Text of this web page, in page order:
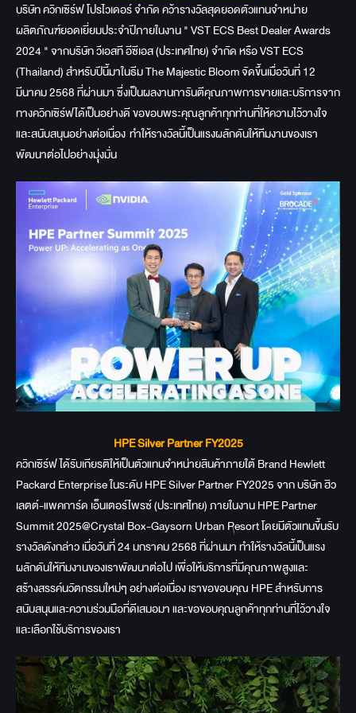
บริษัท ควิกเซิร์ฟ โปรไวเดอร์ จำกัด คว้ารางวัลสุดยอดตัวแทนจำหน่าย
ผลิตภัณฑ์ยอดเยี่ยมประจำปีภายในงาน " VST ECS Best Dealer Awards
2024 " จากบริษัท วีเอสที อีซีเอส (ประเทศไทย) จำกัด หรือ VST ECS
(Thailand) สำหรับปีนี้มาในธีม The Majestic Bloom จัดขึ้นเมื่อวันที่ 12
มีนาคม 2568 ที่ผ่านมา ซึ่งเป็นผลงานการันตีคุณภาพการขายและบริการจาก
ทางควิกเซิร์ฟได้เป็นอย่างดี ขอขอบพระคุณลูกค้าทุกท่านที่ให้ความไว้วางใจ
และสนับสนุนอย่างต่อเนื่อง ทำให้รางวัลนี้เป็นแรงผลักดันให้ทีมงานของเรา
พัฒนาต่อไปอย่างมุุ่งมั่น
HPE Silver Partner FY2025
ควิกเซิร์ฟ ได้รับเกียรติให้เป็นตัวแทนจำหน่ายสินค้าภายใต้ Brand Hewlett
Packard Enterprise ในระดับ HPE Silver Partner FY2025 จาก บริษัท ฮิว
เลตต์-แพคการ์ด เอ็นเตอร์ไพรซ์ (ประเทศไทย) ภายในงาน HPE Partner
Summit 2025@Crystal Box-Gaysorn Urban Resort โดยมีตัวแทนขึ้นรับ
รางวัลดังกล่าว เมื่อวันที่ 24 มกราคม 2568 ที่ผ่านมา ทำให้รางวัลนี้เป็นแรง
ผลักดันให้ทีมงานของเราพัฒนาต่อไป เพื่อให้บริการที่มีคุณภาพสูงและ
สร้างสรรค์นวัตกรรมใหม่ๆ อย่างต่อเนื่อง เราขอขอบคุณ HPE สำหรับการ
สนับสนุนและความร่วมมือที่ดีเสมอมา และขอขอบคุณลูกค้าทุกท่านที่ไว้วางใจ
และเลือกใช้บริการของเรา